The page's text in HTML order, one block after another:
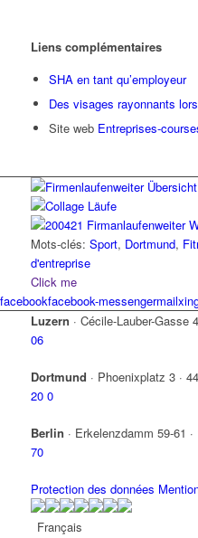
Liens complémentaires
SHA en tant qu’employeur
Des visages rayonnants
Site web Entreprises-
Mots-clés: Sport, Dortmund,
d'entreprise
Click me
facebookfacebook-messengermail
Luzern · Cécile-Lauber-Gasse 4
06
Dortmund · Phoenixplatz 3 ·
20 0
Berlin · Erkelenzdamm 59-61 ·
70
Protection des données
Français